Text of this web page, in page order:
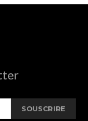
SOUSCRIRE